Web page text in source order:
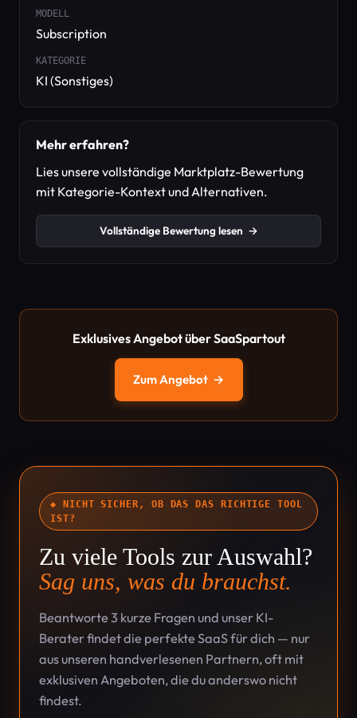
MODELL
Subscription
KATEGORIE
KI (Sonstiges)
Mehr erfahren?
Lies unsere vollständige Marktplatz-Bewertung
mit Kategorie-Kontext und Alternativen.
Vollständige Bewertung lesen →
Exklusives Angebot über SaaSpartout
Zum Angebot →
◆ NICHT SICHER, OB DAS DAS RICHTIGE TOOL
IST?
Zu viele Tools zur Auswahl?
Sag uns, was du brauchst.
Beantworte 3 kurze Fragen und unser KI-
Berater findet die perfekte SaaS für dich — nur
aus unseren handverlesenen Partnern, oft mit
exklusiven Angeboten, die du anderswo nicht
findest.